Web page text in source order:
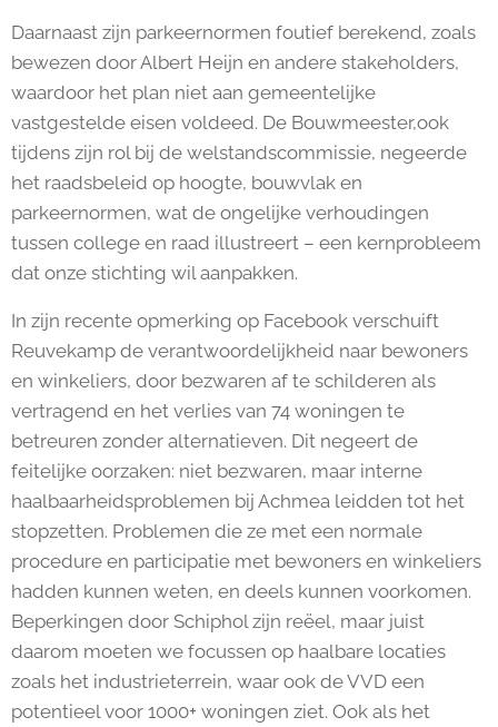
Daarnaast zijn parkeernormen foutief berekend, zoals
bewezen door Albert Heijn en andere stakeholders,
waardoor het plan niet aan gemeentelijke
vastgestelde eisen voldeed. De Bouwmeester,ook
tijdens zijn rol bij de welstandscommissie, negeerde
het raadsbeleid op hoogte, bouwvlak en
parkeernormen, wat de ongelijke verhoudingen
tussen college en raad illustreert – een kernprobleem
dat onze stichting wil aanpakken.
In zijn recente opmerking op Facebook verschuift
Reuvekamp de verantwoordelijkheid naar bewoners
en winkeliers, door bezwaren af te schilderen als
vertragend en het verlies van 74 woningen te
betreuren zonder alternatieven. Dit negeert de
feitelijke oorzaken: niet bezwaren, maar interne
haalbaarheidsproblemen bij Achmea leidden tot het
stopzetten. Problemen die ze met een normale
procedure en participatie met bewoners en winkeliers
hadden kunnen weten, en deels kunnen voorkomen.
Beperkingen door Schiphol zijn reëel, maar juist
daarom moeten we focussen op haalbare locaties
zoals het industrieterrein, waar ook de VVD een
potentieel voor 1000+ woningen ziet. Ook als het